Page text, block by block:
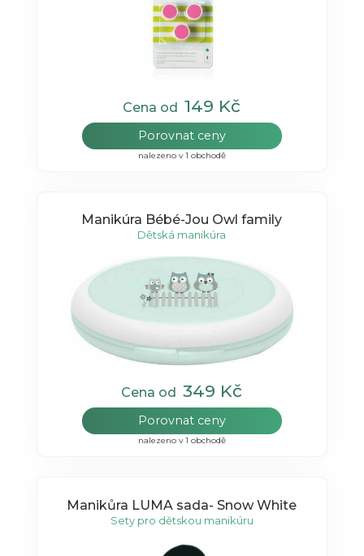
Cena od149 Kč
Porovnat ceny
nalezeno v 1 obchodě
Manikúra Bébé-Jou Owl family
Dětská manikúra
Cena od349 Kč
Porovnat ceny
nalezeno v 1 obchodě
Manikůra LUMA sada- Snow White
Sety pro dětskou manikúru